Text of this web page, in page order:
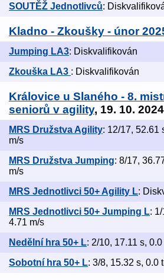
SOUTĚŽ Jednotlivců:
Kladno - Zkoušky - únor
Jumping LA3: Diskvalifikován
Zkouška LA3 : Diskvalifikován
Královice u Slaného - 8.
seniorů v agility, 19. 10.
MRS Družstva Agility: 12/17, 52.61
m/s
MRS Družstva Jumping: 8/17,
m/s
MRS Jednotlivci 50+ Agility L:
MRS Jednotlivci 50+ Jumping L:
4.71 m/s
Nedělní hra 50+ L: 2/10, 17.11 s,
Sobotní hra 50+ L: 3/8, 15.32 s, 0.0